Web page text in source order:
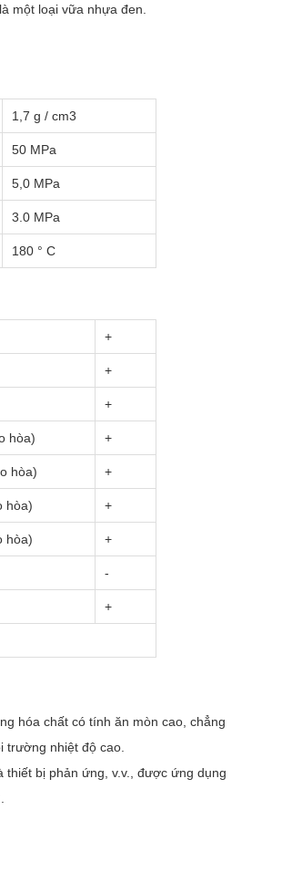
một loại vữa nhựa đen.
1,7 g / cm3
50 MPa
5,0 MPa
3.0 MPa
180 ° C
+
+
+
hòa) +
hòa) +
hòa) +
hòa) +
-
+
hóa chất có tính ăn mòn cao, chẳng
nhiệt độ cao.
bị phản ứng, v.v., được ứng dụng